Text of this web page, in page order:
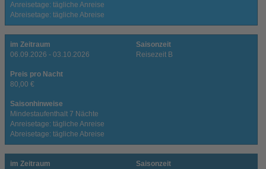
Anreisetage: tägliche Anreise
Abreisetage: tägliche Abreise
im Zeitraum
06.09.2026 - 03.10.2026
Saisonzeit
Reisezeit B
Preis pro Nacht
80,00 €
Saisonhinweise
Mindestaufenthalt 7 Nächte
Anreisetage: tägliche Anreise
Abreisetage: tägliche Abreise
im Zeitraum
Saisonzeit